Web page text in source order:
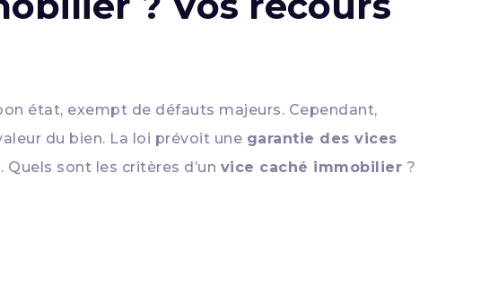
état, exempt de défauts majeurs. Cependant,
du bien. La loi prévoit une garantie des vices
sont les critères d’un vice caché immobilier ?